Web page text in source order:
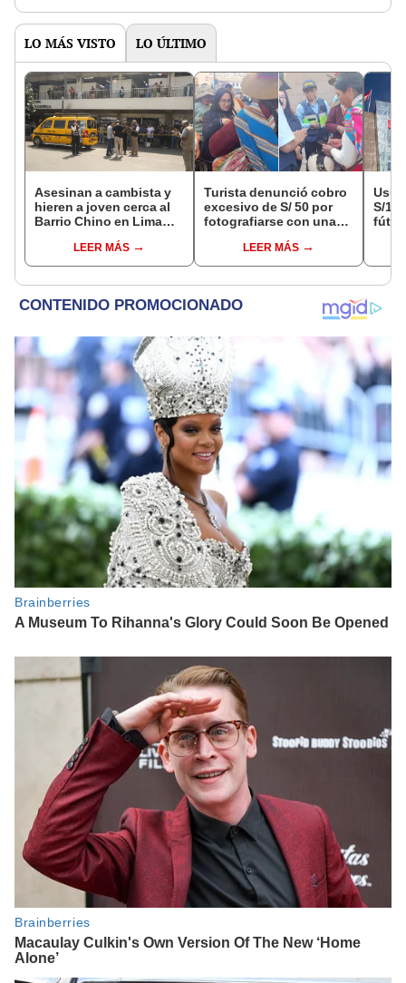
LO MÁS VISTO LO ÚLTIMO
Asesinan a cambista y
hieren a joven cerca al
Barrio Chino en Lima
sospechoso detenido
LEER MÁS
Turista denunció cobro
excesivo de S/ 50 por
fotografiarse con una
Serenazgo recuperó el
dinero
LEER MÁS
S/